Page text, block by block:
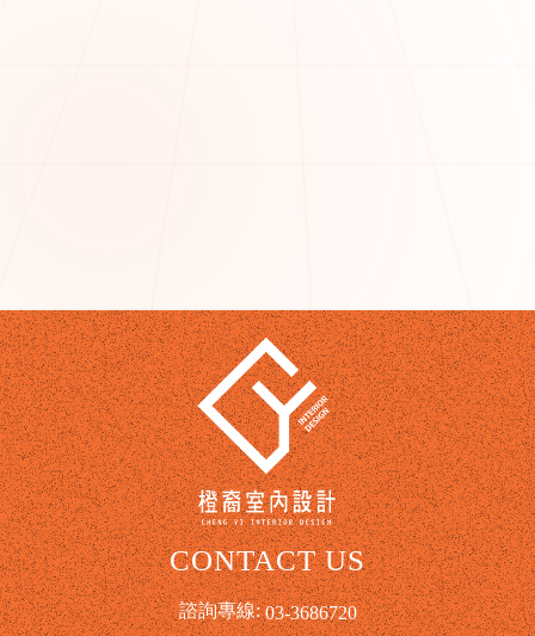
CONTACT US
諮詢專線:03-3686720